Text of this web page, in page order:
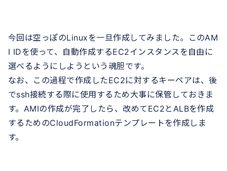
今回は空っぽのLinuxを一旦作成してみました。このAM
I IDを使って、自動作成するEC2インスタンスを自由に
選べるようにしようという魂胆です。
なお、この過程で作成したEC2に対するキーペアは、後
でssh接続する際に使用するため大事に保管しておきま
す。AMIの作成が完了したら、改めてEC2とALBを作成
するためのCloudFormationテンプレートを作成しま
す。